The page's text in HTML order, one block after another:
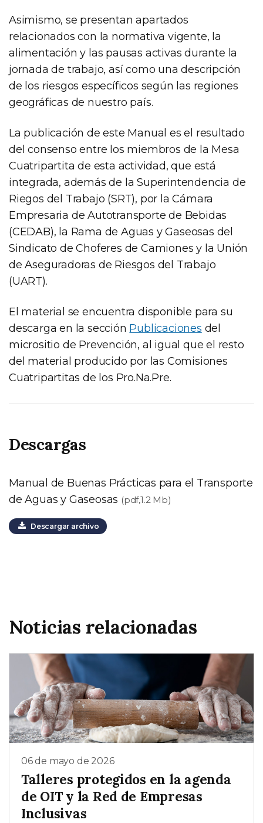
Asimismo, se presentan apartados
relacionados con la normativa vigente, la
alimentación y las pausas activas durante la
jornada de trabajo, así como una descripción
de los riesgos específicos según las regiones
geográficas de nuestro país.
La publicación de este Manual es el resultado
del consenso entre los miembros de la Mesa
Cuatripartita de esta actividad, que está
integrada, además de la Superintendencia de
Riegos del Trabajo (SRT), por la Cámara
Empresaria de Autotransporte de Bebidas
(CEDAB), la Rama de Aguas y Gaseosas del
Sindicato de Choferes de Camiones y la Unión
de Aseguradoras de Riesgos del Trabajo
(UART).
El material se encuentra disponible para su
descarga en la sección Publicaciones del
micrositio de Prevención, al igual que el resto
del material producido por las Comisiones
Cuatripartitas de los Pro.Na.Pre.
Descargas
Manual de Buenas Prácticas para el Transporte
de Aguas y Gaseosas (pdf,1.2 Mb)
Descargar archivo
Noticias relacionadas
06 de mayo de 2026
Talleres protegidos en la agenda
de OIT y la Red de Empresas
Inclusivas